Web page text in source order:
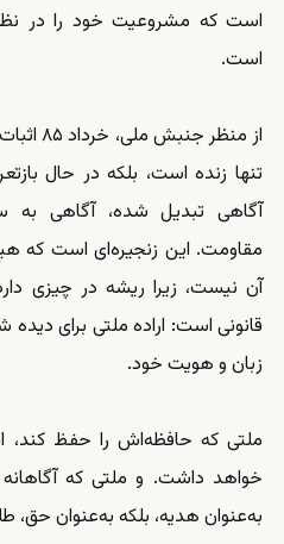
است که مشروعیت خود را در
است.
از منظر
تنها زنده است، بلکه در حال
آگاهی تبدیل شده، آگاهی به
مقاومت. این زنجیره‌ای است که
آن نیست، زیرا ریشه در چیزی
قانونی است: اراده ملتی برای
زبان و هویت خود.
ملتی که حافظه‌اش را حفظ کند،
خواهد داشت. و ملتی که آگاهانه
به‌عنوان هدیه، بلکه به‌عنوان حق،